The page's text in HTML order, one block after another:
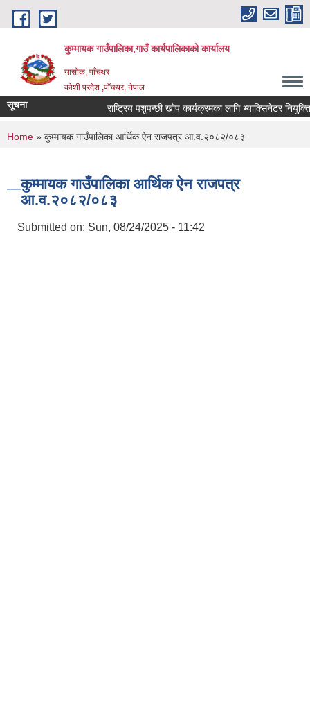
Skip to main content
कुम्मायक गाउँपालिका,गाउँ कार्यपालिकाको कार्यालय
यासोक, पाँचथर
कोशी प्रदेश ,पाँचथर, नेपाल
सूचना राष्ट्रिय पशुपन्छी खोप कार्यक्रमका लागि भ्याक्सिनेटर
You are here
Home » कुम्मायक गाउँपालिका आर्थिक ऐन राजपत्र आ.व.२०८२/०८३
कुम्मायक गाउँपालिका आर्थिक ऐन राजपत्र
आ.व.२०८२/०८३
Submitted on: Sun, 08/24/2025 - 11:42